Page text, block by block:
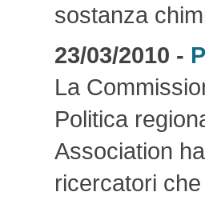
sostanza
23/03/2010 -
La
Politica
Association
ricercatori